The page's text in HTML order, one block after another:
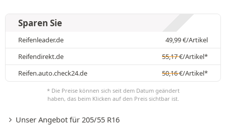
Sparen Sie
Reifenleader.de 49,99€/Artikel
Reifendirekt.de
55,17€/Artikel*
Reifen.auto.check24.de
50,16€/Artikel*
* Die Preise können sich seit dem Datum geändert
haben, das beim Klicken auf den Preis sichtbar ist.
Unser Angebot für 205/55 R16